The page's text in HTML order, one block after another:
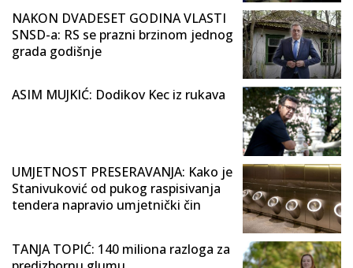
NAKON DVADESET GODINA VLASTI
SNSD-a: RS se prazni brzinom jednog
grada godišnje
ASIM MUJKIĆ: Dodikov Kec iz rukava
UMJETNOST PRESERAVANJA: Kako je
Stanivuković od pukog raspisivanja
tendera napravio umjetnički čin
TANJA TOPIĆ: 140 miliona razloga za